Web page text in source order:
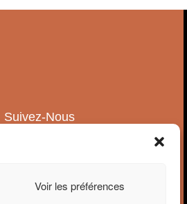
Voir les préférences
Suivez-Nous